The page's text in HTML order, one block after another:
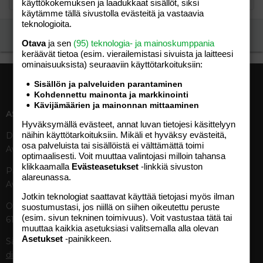
ASIAKASPALVELU
Digipalvelut (09) 156 6227
Avoinna ma–pe 8–19
Painettu lehti (09) 156 665
Avoinna ma–pe 8–19
Otavamedian vaihde (09) 156
61
Sähköposti (digi)
digi@otavamedia.fi
Tekniset tiedot, aikataulut ja
ilmoitushinnat
Tietoa verkon kävijöistä
Käyttöehdot
TUOTTEET
käyttökokemuksen ja laadukkaat sisällöt, siksi
käytämme tällä sivustolla evästeitä ja vastaavia
teknologioita.
Otavaja sen (95) teknologia- ja mainoskumppania
keräävät tietoa (esim. vierailemis­tasi sivuista ja laitteesi
ominaisuuk­sista) seuraaviin käyttötarkoituksiin:
Sisällön ja palveluiden parantaminen
Kohdennettu mainonta ja markkinointi
Kävijämäärien ja mainonnan mittaaminen
Hyväksymällä evästeet, annat luvan tietojesi käsittelyyn
näihin käyttötarkoituksiin. Mikäli et hyväksy evästeitä,
osa palveluista tai sisällöistä ei välttämättä toimi
optimaalisesti. Voit muuttaa valintojasi milloin tahansa
klikkaamalla Evästeasetukset -linkkiä sivuston
alareunassa.
Jotkin teknologiat saattavat käyttää tietojasi myös ilman
suostumustasi, jos niillä on siihen oikeutettu peruste
(esim. sivun tekninen toimivuus). Voit vastustaa tätä tai
muuttaa kaikkia asetuksiasi valitsemalla alla olevan
Asetukset -painikkeen.